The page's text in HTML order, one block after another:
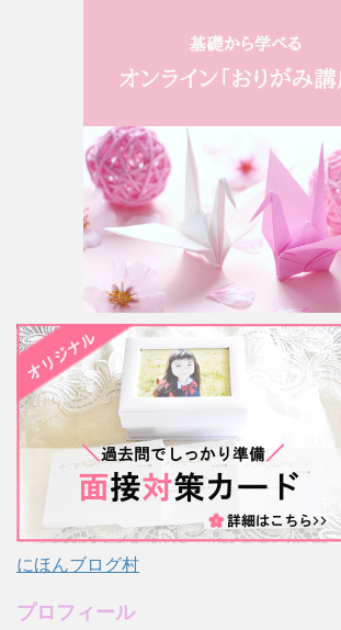
にほんブログ村
プロフィール